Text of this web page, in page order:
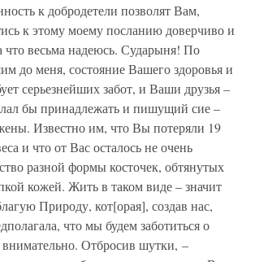
к добродетели позволят Вам,
к этому моему посланию доверчиво и
что весьма надеюсь. Сударыня! По
до меня, состояние Вашего здоровья и
серьезнейших забот, и Ваши друзья –
бы принадлежать и пишущий сие –
Известно им, что Вы потеряли 19
и что от Вас осталось не очень
разной формы косточек, обтянутых
кожей. Жить в таком виде – значит
Природу, кот[орая], создав нас,
что мы будем заботиться о
Отбросив шутки, –